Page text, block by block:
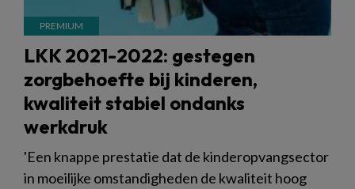
LKK 2021-2022: gestegen
zorgbehoefte bij kinderen,
kwaliteit stabiel ondanks
werkdruk
'Een knappe prestatie dat de kinderopvangsector
in moeilijke omstandigheden de kwaliteit hoog